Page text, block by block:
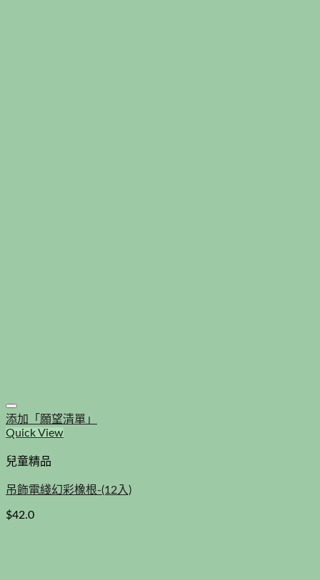
添加「願望清單」
Quick View
兒童精品
吊飾電綫幻彩橡根-(12入)
$42.0